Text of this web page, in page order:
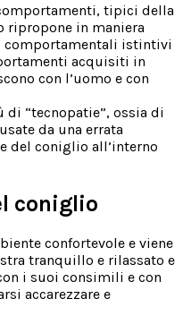
tipici della
ripropone in maniera
comportamentali istintivi
acquisiti in
con l’uomo e con
“tecnopatie”, ossia di
da una errata
del coniglio all’interno
coniglio
confortevole e viene
tranquillo e rilassato e
i suoi consimili e con
accarezzare e